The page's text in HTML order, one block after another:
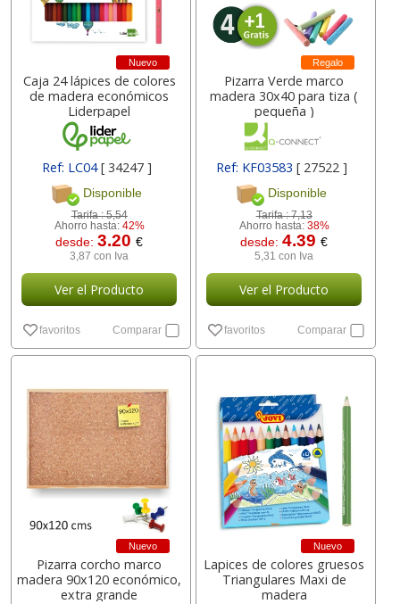
Nuevo
Caja 24 lápices de colores
de madera económicos
Liderpapel
Ref: LC04[ 34247 ]
Disponible
Tarifa :5,54
Ahorro hasta: 42%
desde:3.20€
3,87 con Iva
Ver el Producto
favoritos Comparar
Regalo
Pizarra Verde marco
madera 30x40 para tiza (
pequeña )
Ref: KF03583 [ 27522 ]
Disponible
Tarifa :7,13
Ahorro hasta: 38%
desde:4.39€
5,31 con Iva
Ver el Producto
favoritos Comparar
Nuevo
Pizarra corcho marco
madera 90x120 económico,
extra grande
Nuevo
Lapices de colores gruesos
Triangulares Maxi de
madera